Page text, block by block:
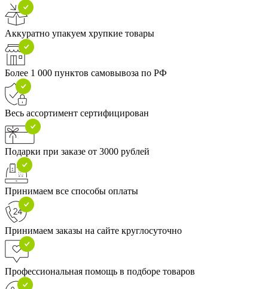
Аккуратно упакуем хрупкие товары
Более 1 000 пунктов самовывоза по РФ
Весь ассортимент сертифицирован
Подарки при заказе от 3000 рублей
Принимаем все способы оплаты
Принимаем заказы на сайте круглосуточно
Профессиональная помощь в подборе товаров